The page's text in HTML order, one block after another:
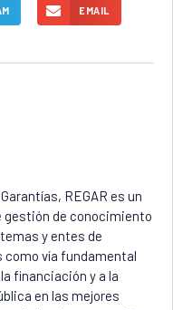
EMAIL
REGAR es un
gestión de conocimiento
y entes de
vía fundamental
financiación y a la
en las mejores